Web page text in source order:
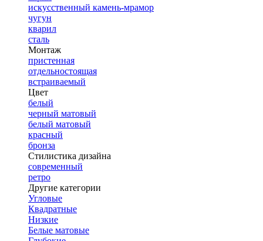
искусственный камень-мрамор
чугун
кварил
сталь
Монтаж
пристенная
отдельностоящая
встраиваемый
Цвет
белый
черный матовый
белый матовый
красный
бронза
Стилистика дизайна
современный
ретро
Другие категории
Угловые
Квадратные
Низкие
Белые матовые